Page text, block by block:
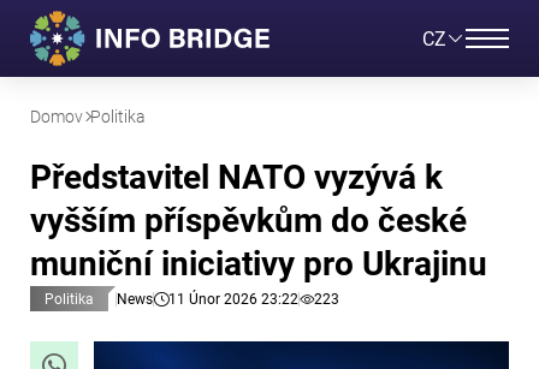
CZ
Domov Politika
Představitel NATO vyzývá k
vyšším příspěvkům do české
muniční iniciativy pro Ukrajinu
Politika News 11 Únor 2026 23:22 223